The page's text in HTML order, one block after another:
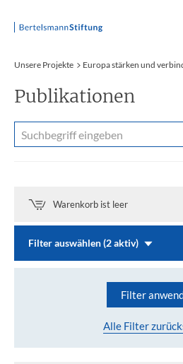
Startseite
Unsere Projekte Europa stärken und
Publikationen
Warenkorb ist leer
Filter auswählen (2 aktiv)
Filter
Alle Filter